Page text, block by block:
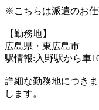
※こちらは派遣のお
【勤務地】
広島県・東広島市
駅情報:入野駅から車
詳細な勤務地につき
します。